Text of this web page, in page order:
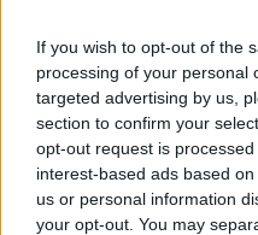
If you wish to opt-out of the
processing of your personal
targeted advertising by us,
section to confirm your
opt-out request is
interest-based ads based
us or personal information
your opt-out. You may
SHOWBIZ
Βλαδίμηρος